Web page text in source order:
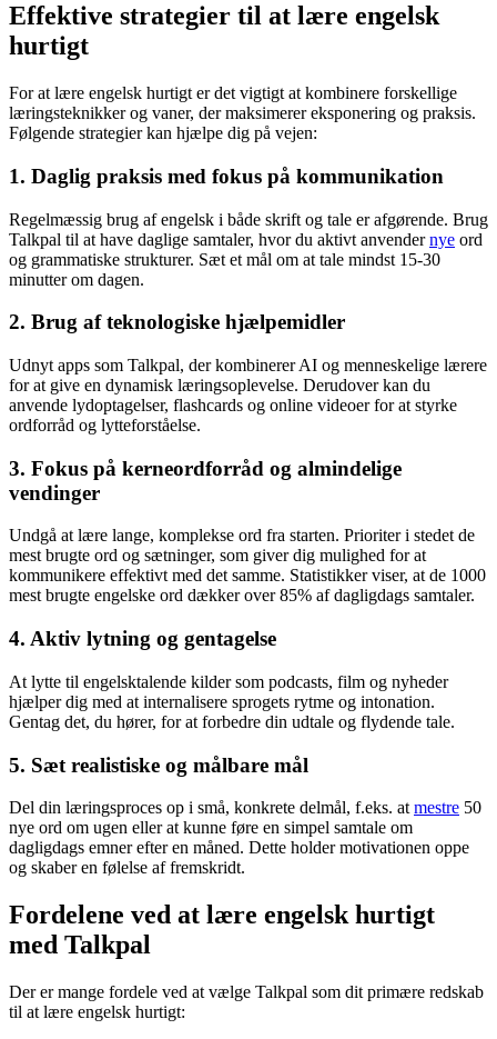
Effektive strategier til at lære engelsk
hurtigt
For at lære engelsk hurtigt er det vigtigt at kombinere forskellige
læringsteknikker og vaner, der maksimerer eksponering og praksis.
Følgende strategier kan hjælpe dig på vejen:
1. Daglig praksis med fokus på kommunikation
Regelmæssig brug af engelsk i både skrift og tale er afgørende. Brug
Talkpal til at have daglige samtaler, hvor du aktivt anvendernye ord
og grammatiske strukturer. Sæt et mål om at tale mindst 15-30
minutter om dagen.
2. Brug af teknologiske hjælpemidler
Udnyt apps som Talkpal, der kombinerer AI og menneskelige lærere
for at give en dynamisk læringsoplevelse. Derudover kan du
anvende lydoptagelser, flashcards og online videoer for at styrke
ordforråd og lytteforståelse.
3. Fokus på kerneordforråd og almindelige
vendinger
Undgå at lære lange, komplekse ord fra starten. Prioriter i stedet de
mest brugte ord og sætninger, som giver dig mulighed for at
kommunikere effektivt med det samme. Statistikker viser, at de 1000
mest brugte engelske ord dækker over 85% af dagligdags samtaler.
4. Aktiv lytning og gentagelse
At lytte til engelsktalende kilder som podcasts, film og nyheder
hjælper dig med at internalisere sprogets rytme og intonation.
Gentag det, du hører, for at forbedre din udtale og flydende tale.
5. Sæt realistiske og målbare mål
Del din læringsproces op i små, konkrete delmål, f.eks. at mestre 50
nye ord om ugen eller at kunne føre en simpel samtale om
dagligdags emner efter en måned. Dette holder motivationen oppe
og skaber en følelse af fremskridt.
Fordelene ved at lære engelsk hurtigt
med Talkpal
Der er mange fordele ved at vælge Talkpal som dit primære redskab
til at lære engelsk hurtigt: